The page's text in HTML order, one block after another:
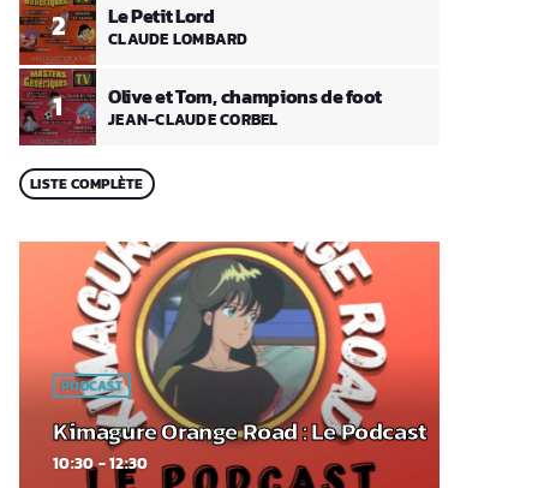
1 Olive et Tom, champions de foot
JEAN-CLAUDE CORBEL
2 Le Petit Lord
CLAUDE LOMBARD
LISTE COMPLÈTE
PODCAST
Kimagure Orange Road : Le Podcast
10:30 - 12:30